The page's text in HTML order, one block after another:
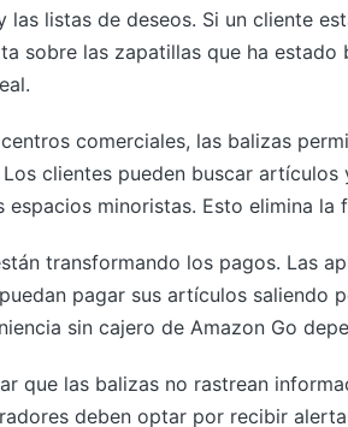
las listas de deseos. Si un cliente
sobre las zapatillas que ha
comerciales, las balizas
clientes pueden buscar
espacios minoristas. Esto elimina
transformando los pagos. Las
pagar sus artículos saliendo
sin cajero de Amazon Go
que las balizas no rastrean
deben optar por recibir